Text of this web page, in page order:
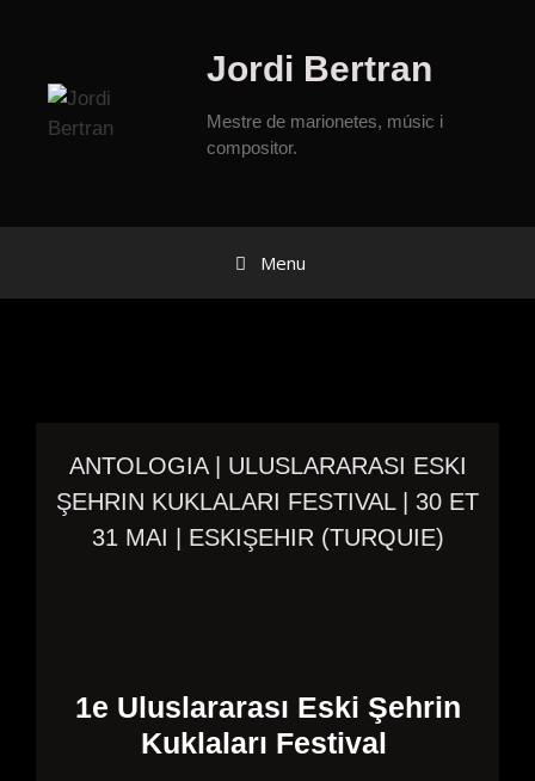
Jordi Bertran
Mestre de marionetes, músic i
compositor.
Menu
ANTOLOGIA | ULUSLARARASI ESKI
ŞEHRIN KUKLALARI FESTIVAL | 30 ET
31 MAI | ESKIŞEHIR (TURQUIE)
1e Uluslararası Eski Şehrin
Kuklaları Festival